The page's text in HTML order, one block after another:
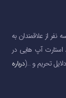
سه نفر از علاقمندان به
استارت آپ هایی در
تحریم و …(درباره